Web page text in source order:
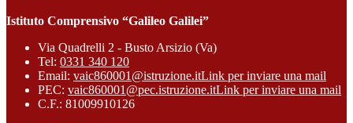
Istituto Comprensivo “Galileo Galilei”
Via Quadrelli 2 - Busto Arsizio (Va)
Tel: 0331 340 120
Email: vaic860001@istruzione.itLink per inviare una mail
PEC: vaic860001@pec.istruzione.itLink per inviare una mail
C.F.: 81009910126